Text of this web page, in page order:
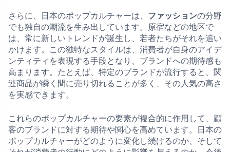
さらに、日本のポップカルチャーは、 ファッションの分野
でも独自の潮流を生み出しています。原宿などの地区で
は、常に新しいトレンドが誕生し、若者たちがそれを追い
かけます。この独特なスタイルは、消費者が自身のアイデ
ンティティを表現する手段となり、ブランドへの期待感も
高まります。たとえば、特定のブランドが流行すると、関
連商品が瞬く間に売り切れることが多く、その人気の高さ
を実感できます。
これらのポップカルチャーの要素が複合的に作用して、顧
客のブランドに対する期待や関心を高めています。日本の
ポップカルチャーがどのように変化し続けるのか、そして